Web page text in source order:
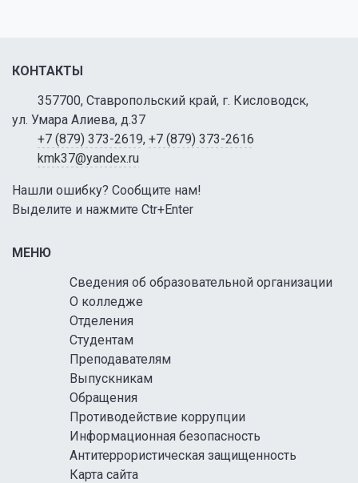
КОНТАКТЫ
357700, Ставропольский край, г. Кисловодск,
ул. Умара Алиева, д.37
+7 (879) 373-2619, +7 (879) 373-2616
kmk37@yandex.ru
Нашли ошибку? Сообщите нам!
Выделите и нажмите Ctr+Enter
МЕНЮ
Сведения об образовательной организации
О колледже
Отделения
Студентам
Преподавателям
Выпускникам
Обращения
Противодействие коррупции
Информационная безопасность
Антитеррористическая защищенность
Карта сайта